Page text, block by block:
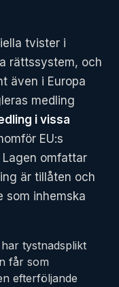
tvister i
rättssystem, och
även i Europa
medling
i vissa
EU:s
omfattar
är tillåten och
som inhemska
tystnadsplikt
får som
efterföljande